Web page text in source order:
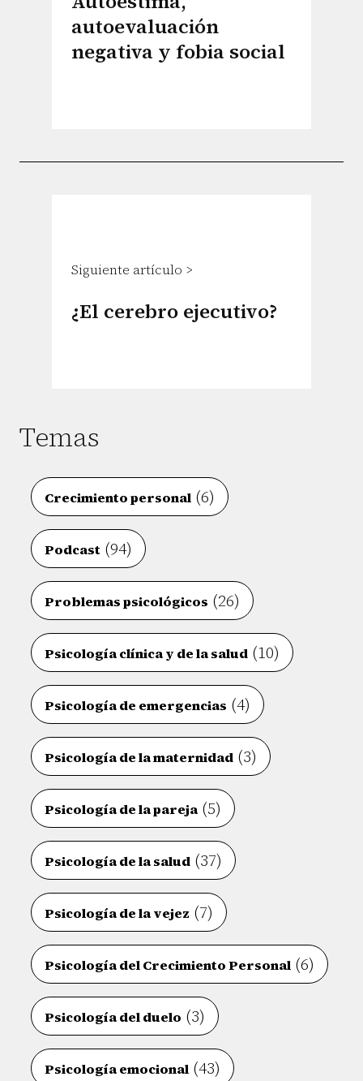
autoevaluación
negativa y fobia social
Siguiente artículo >
¿El cerebro ejecutivo?
Temas
Crecimiento personal (6)
Podcast (94)
Problemas psicológicos (26)
Psicología clínica y de la salud (10)
Psicología de emergencias (4)
Psicología de la maternidad (3)
Psicología de la pareja(5)
Psicología de la salud (37)
Psicología de la vejez (7)
Psicología del Crecimiento Personal (6)
Psicología del duelo (3)
Psicología emocional (43)